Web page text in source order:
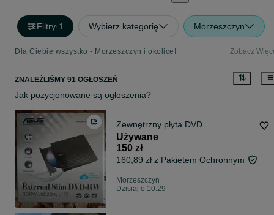
Filtry·1 Wybierz kategorię Morzeszczyn
Dla Ciebie wszystko - Morzeszczyn i okolice! Zobacz
ZNALEŹLIŚMY 91 OGŁOSZEŃ
Jak pozycjonowane są ogłoszenia?
Zewnętrzny płyta DVD
Używane
150 zł
160,89 zł z Pakietem Ochronnym
Morzeszczyn
Dzisiaj o 10:29